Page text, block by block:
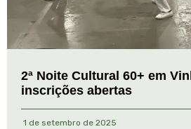
2ª Noite Cultural 60+ em
inscrições abertas
1 de setembro de 2025